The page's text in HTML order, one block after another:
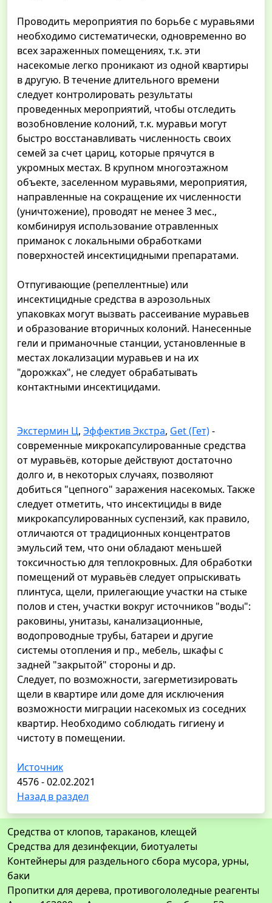
Проводить мероприятия по борьбе с муравьями
необходимо систематически, одновременно во
всех зараженных помещениях, т.к. эти
насекомые легко проникают из одной квартиры
в другую. В течение длительного времени
следует контролировать результаты
проведенных мероприятий, чтобы отследить
возобновление колоний, т.к. муравьи могут
быстро восстанавливать численность своих
семей за счет цариц, которые прячутся в
укромных местах. В крупном многоэтажном
объекте, заселенном муравьями, мероприятия,
направленные на сокращение их численности
(уничтожение), проводят не менее 3 мес.,
комбинируя использование отравленных
приманок с локальными обработками
поверхностей инсектицидными препаратами.
Отпугивающие (репеллентные) или
инсектицидные средства в аэрозольных
упаковках могут вызвать рассеивание муравьев
и образование вторичных колоний. Нанесенные
гели и приманочные станции, установленные в
местах локализации муравьев и на их
"дорожках", не следует обрабатывать
контактными инсектицидами.
Экстермин Ц, Эффектив Экстра, Get (Гет)-
современные микрокапсулированные средства
от муравьёв, которые действуют достаточно
долго и, в некоторых случаях, позволяют
добиться "цепного" заражения насекомых. Также
следует отметить, что инсектициды в виде
микрокапсулированных суспензий, как правило,
отличаются от традиционных концентратов
эмульсий тем, что они обладают меньшей
токсичностью для теплокровных. Для обработки
помещений от муравьёв следует опрыскивать
плинтуса, щели, прилегающие участки на стыке
полов и стен, участки вокруг источников "воды":
раковины, унитазы, канализационные,
водопроводные трубы, батареи и другие
системы отопления и пр., мебель, шкафы с
задней "закрытой" стороны и др.
Следует, по возможности, загерметизировать
щели в квартире или доме для исключения
возможности миграции насекомых из соседних
квартир. Необходимо соблюдать гигиену и
чистоту в помещении.
Источник
4576 - 02.02.2021
Назад в раздел
Средства от клопов, тараканов, клещей
Средства для дезинфекции, биотуалеты
Контейнеры для раздельного сбора мусора, урны,
баки
Пропитки для дерева, противогололедные реагенты